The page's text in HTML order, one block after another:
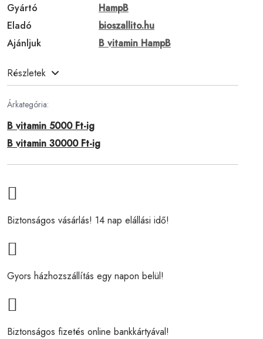
Gyártó
HampB
Eladó
bioszallito.hu
Ajánljuk
B vitamin HampB
Részletek
Árkategória:
B vitamin 5000 Ft-ig
B vitamin 30000 Ft-ig
Biztonságos vásárlás! 14 nap elállási idő!
Gyors házhozszállítás egy napon belül!
Biztonságos fizetés online bankkártyával!